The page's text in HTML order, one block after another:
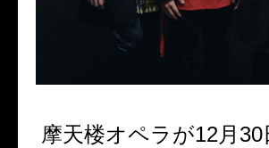
摩天楼オペラが12月 30